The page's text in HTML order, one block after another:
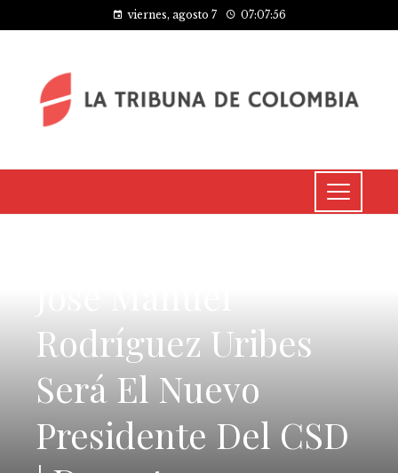
viernes, agosto 7 07:07:56
Rodríguez Uribes
Será El Nuevo
Presidente Del CSD